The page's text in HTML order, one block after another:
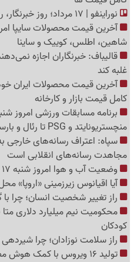
نوراینفو | 17 مرداد؛ روز خبرنگار، روز پاسداران حقیقت و آگاهی
شاهین، اطلس، کوییک و ساینا
قالیباف: خبرنگاران اجازه
غلبه کند
کامل قیمت بازار و کارخانه
منچستریونایتد و PSG تا رئال و بارسلونا
سپاه: اعتراف رسانه‌های
مجاهدت رسانه‌های انقلابی است
وضعیت آب و هوا امروز شنبه 17 مرداد 1405 + وضعیت استانها
آیا اقیانوس زیرزمینی «اروپا»
راز تغییر شخصیت انسان؛ چرا
محکومیت نیم میلیارد دلاری
کودکان
راز سلامت نوزادان؛ چرا
تولید 16 ویروس با کمک هوش مصنوعی!